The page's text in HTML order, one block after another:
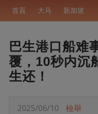
首頁 大马 新加坡
巴生港口船难
覆，10秒内沉
生还！
2025/06/10 檢舉